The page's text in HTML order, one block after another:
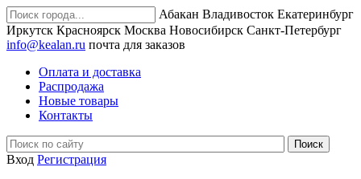
Абакан Владивосток Екатеринбург
Иркутск Красноярск Москва Новосибирск Санкт-Петербург
info@kealan.ru почта для заказов
Оплата и доставка
Распродажа
Новые товары
Контакты
Вход Регистрация